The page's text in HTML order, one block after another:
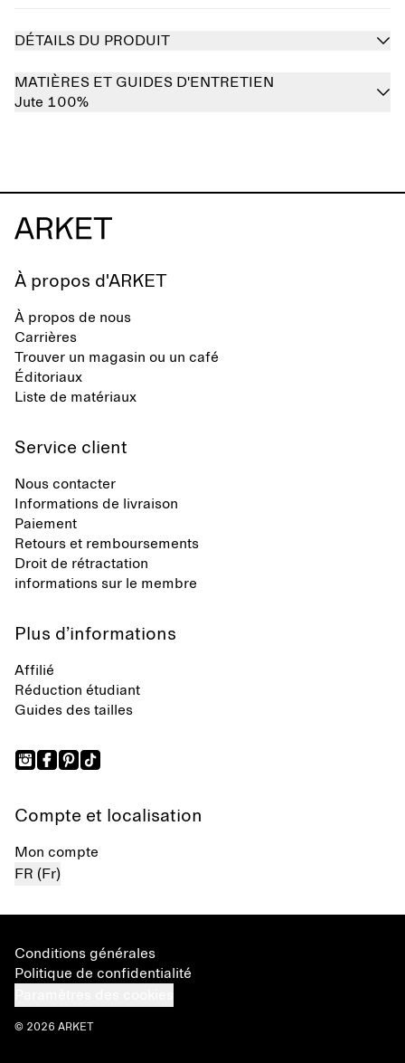
DÉTAILS DU PRODUIT
MATIÈRES ET GUIDES D'ENTRETIEN
Jute 100%
À propos d'ARKET
À propos de nous
Carrières
Trouver un magasin ou un café
Éditoriaux
Liste de matériaux
Service client
Nous contacter
Informations de livraison
Paiement
Retours et remboursements
Droit de rétractation
informations sur le membre
Plus d’informations
Affilié
Réduction étudiant
Guides des tailles
Compte et localisation
Mon compte
FR (Fr)
Conditions générales
Politique de confidentialité
© 2026 ARKET